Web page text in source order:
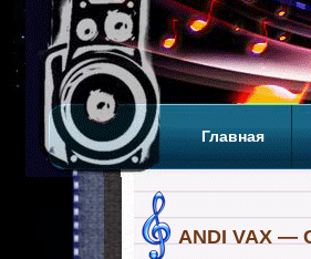
Главная
ANDI VAX —